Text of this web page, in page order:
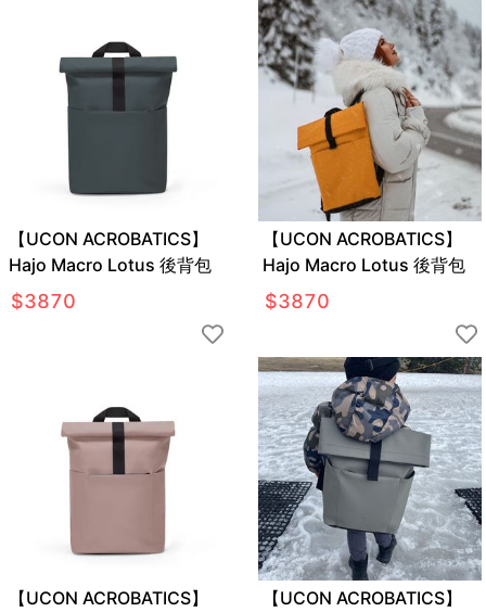
【UCON ACROBATICS】
Hajo Macro Lotus 後背包
$3870
【UCON ACROBATICS】
Hajo Macro Lotus 後背包
$3870
【UCON ACROBATICS】
【UCON ACROBATICS】